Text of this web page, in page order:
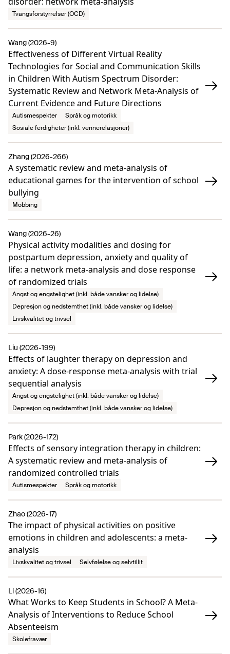
Tvangsforstyrrelser (OCD)
Effectiveness of Different Virtual Reality
Technologies for Social and Communication Skills
in Children With Autism Spectrum Disorder:
Systematic Review and Network Meta-Analysis of
Current Evidence and Future Directions
Wang (2026-9)
Autismespekter
Språk og motorikk
Sosiale ferdigheter (inkl. vennerelasjoner)
A systematic review and meta-analysis of
educational games for the intervention of school
bullying
Zhang (2026-266)
Mobbing
Physical activity modalities and dosing for
postpartum depression, anxiety and quality of
life: a network meta-analysis and dose response
of randomized trials
Wang (2026-26)
Angst og engstelighet (inkl. både vansker og lidelse)
Depresjon og nedstemthet (inkl. både vansker og lidelse)
Livskvalitet og trivsel
Effects of laughter therapy on depression and
anxiety: A dose-response meta-analysis with trial
sequential analysis
Liu (2026-199)
Angst og engstelighet (inkl. både vansker og lidelse)
Depresjon og nedstemthet (inkl. både vansker og lidelse)
Effects of sensory integration therapy in children:
A systematic review and meta-analysis of
randomized controlled trials
Park (2026-172)
Autismespekter Språk og motorikk
The impact of physical activities on positive
emotions in children and adolescents: a meta-
analysis
Zhao (2026-17)
Livskvalitet og trivsel Selvfølelse og selvtillit
What Works to Keep Students in School? A Meta-
Analysis of Interventions to Reduce School
Absenteeism
Li (2026-16)
Skolefravær